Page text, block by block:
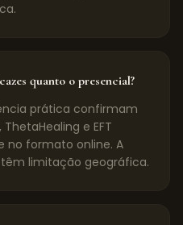
quanto o presencial?
prática confirmam
e EFT
formato online. A
limitação geográfica.